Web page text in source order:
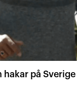
hakar på